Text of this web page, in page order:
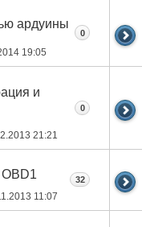
ардуины
19:05
0
и
21:21
0
11:07
32